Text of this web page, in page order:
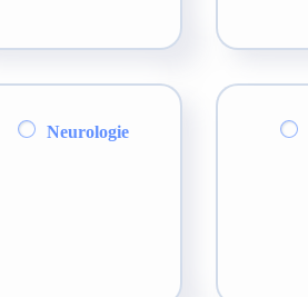
Neurologie